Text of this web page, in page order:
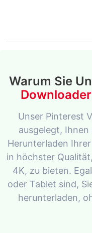
Warum Sie
Downloader
Unser Pinterest
ausgelegt,
Herunterladen
in höchster
4K, zu bieten.
oder Tablet sind,
herunterladen,